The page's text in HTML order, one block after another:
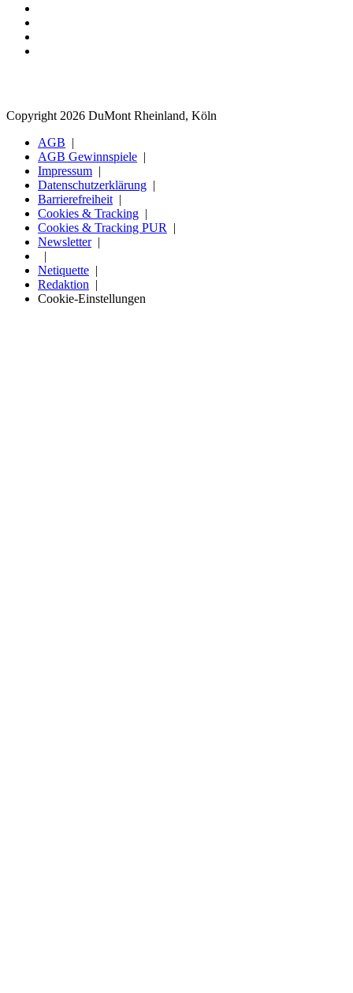
Copyright 2026 DuMont Rheinland, Köln
AGB
AGB Gewinnspiele
Impressum
Datenschutzerklärung
Barrierefreiheit
Cookies & Tracking
Cookies & Tracking PUR
Newsletter
Netiquette
Redaktion
Cookie-Einstellungen